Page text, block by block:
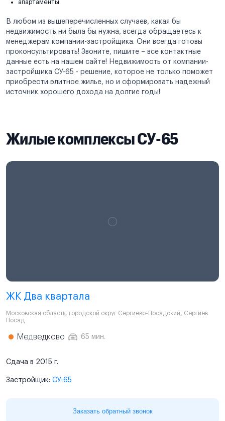
апартаменты.
В любом из вышеперечисленных случаев, какая бы
недвижимость ни была бы нужна, всегда обращаетесь к
менеджерам компании-застройщика. Они всегда готовы
проконсультировать! Звоните, пишите – все контактные
данные есть на нашем сайте! Недвижимость от компании-
застройщика СУ-65 - решение, которое не только поможет
приобрести элитное жилье, но и сформировать надежный
источник хорошего дохода на долгие годы!
Жилые комплексы СУ-65
ЖК Два квартала
Московская область, городской округ Сергиево-Посадский, Сергиев
Посад
Медведково 65 мин.
Сдача в 2015 г.
Застройщик: СУ-65
Заказать обратный звонок